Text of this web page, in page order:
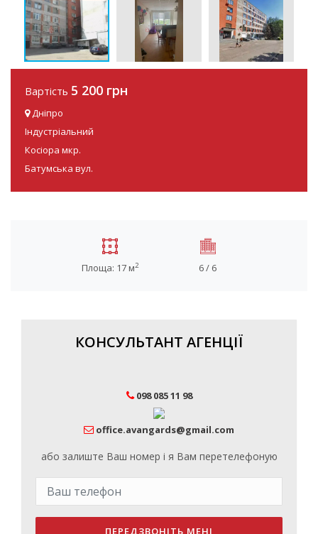
Вартість 5 200 грн
Дніпро
Індустріальний
Косіора мкр.
Батумська вул.
Площа: 17 м2 6 / 6
КОНСУЛЬТАНТ АГЕНЦІЇ
098 085 11 98
office.avangards@gmail.com
або залиште Ваш номер і я Вам перетелефоную
ПЕРЕДЗВОНІТЬ МЕНІ